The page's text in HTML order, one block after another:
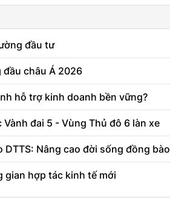
đầu tư
đầu châu Á 2026
hỗ trợ kinh doanh bền vững?
đai 5 - Vùng Thủ đô 6 làn xe
Nâng cao đời sống đồng bào
gian hợp tác kinh tế mới